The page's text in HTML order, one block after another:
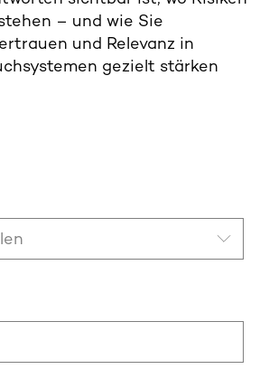
– und wie Sie
und Relevanz in
gezielt stärken